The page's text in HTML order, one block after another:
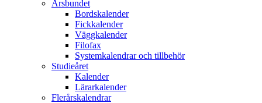
Årsbundet
Bordskalender
Fickkalender
Väggkalender
Filofax
Systemkalendrar och tillbehör
Studieåret
Kalender
Lärarkalender
Flerårskalendrar